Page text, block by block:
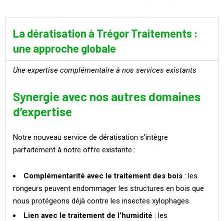
La dératisation à Trégor Traitements :
une approche globale
Une expertise complémentaire à nos services existants
Synergie avec nos autres domaines
d’expertise
Notre nouveau service de dératisation s’intègre
parfaitement à notre offre existante :
Complémentarité avec le traitement des bois : les
rongeurs peuvent endommager les structures en bois que
nous protégeons déjà contre les insectes xylophages
Lien avec le traitement de l’humidité : les